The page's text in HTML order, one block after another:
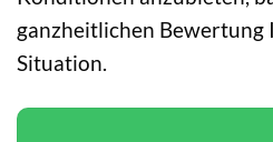
ganzheitlichen Bewertung
Situation.